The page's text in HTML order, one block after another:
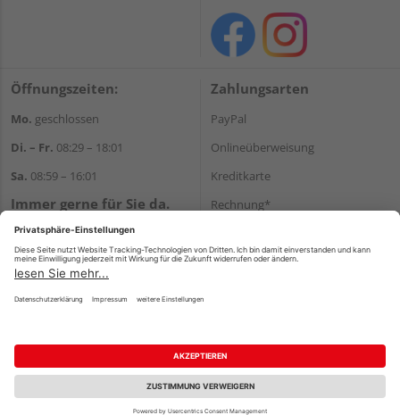
Öffnungszeiten:
Mo. geschlossen
Di. – Fr. 08:29 – 18:01
Sa. 08:59 – 16:01
Immer gerne für Sie da.
E-Mail:kontakt@holzziller.de
Zahlungsarten
PayPal
Onlineüberweisung
Kreditkarte
Rechnung*
Versand
Impressum AGB Widerruf
Datenschutz
Reservierungsbedingungen
Vertrag widerrufen